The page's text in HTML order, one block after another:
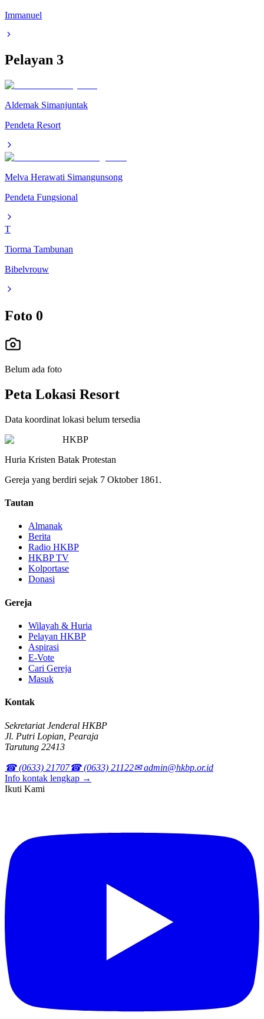
Immanuel
Pelayan 3
Aldemak Simanjuntak
Pendeta Resort
Melva Herawati Simangunsong
Pendeta Fungsional
T
Tiorma Tambunan
Bibelvrouw
Foto 0
Belum ada foto
Peta Lokasi Resort
Data koordinat lokasi belum tersedia
HKBP
Huria Kristen Batak Protestan
Gereja yang berdiri sejak 7 Oktober 1861.
Tautan
Almanak
Berita
Radio HKBP
HKBP TV
Kolportase
Donasi
Gereja
Wilayah & Huria
Pelayan HKBP
Aspirasi
E-Vote
Cari Gereja
Masuk
Kontak
Sekretariat Jenderal HKBP
Jl. Putri Lopian, Pearaja
Tarutung 22413
☎ (0633) 21707☎ (0633) 21122✉ admin@hkbp.or.id
Info kontak lengkap →
Ikuti Kami